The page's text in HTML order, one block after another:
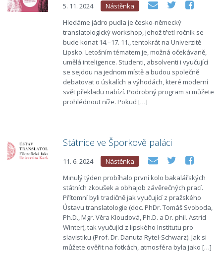
5. 11. 2024
Nástěnka
Hledáme jádro pudla je česko-německý
translatologický workshop, jehož třetí ročník se
bude konat 14.–17. 11., tentokrát na Univerzitě
Lipsko. Letošním tématem je, možná očekávaně,
umělá inteligence. Studenti, absolventi i vyučující
se sejdou na jednom místě a budou společně
debatovat o úskalích a výhodách, které moderní
svět překladu nabízí. Podrobný program si můžete
prohlédnout níže. Pokud […]
Státnice ve Šporkově paláci
11. 6. 2024
Nástěnka
Minulý týden probíhalo první kolo bakalářských
státních zkoušek a obhajob závěrečných prací.
Přítomní byli tradičně jak vyučující z pražského
Ústavu translatologie (doc. PhDr. Tomáš Svoboda,
Ph.D., Mgr. Věra Kloudová, Ph.D. a Dr. phil. Astrid
Winter), tak vyučující z lipského Institutu pro
slavistiku (Prof. Dr. Danuta Rytel-Schwarz). Jak si
můžete ověřit na fotkách, atmosféra byla jako […]